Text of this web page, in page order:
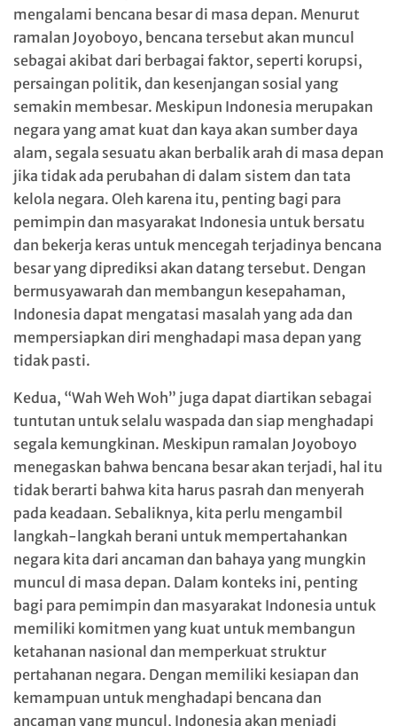
mengalami bencana besar di masa depan. Menurut
ramalan Joyoboyo, bencana tersebut akan muncul
sebagai akibat dari berbagai faktor, seperti korupsi,
persaingan politik, dan kesenjangan sosial yang
semakin membesar. Meskipun Indonesia merupakan
negara yang amat kuat dan kaya akan sumber daya
alam, segala sesuatu akan berbalik arah di masa depan
jika tidak ada perubahan di dalam sistem dan tata
kelola negara. Oleh karena itu, penting bagi para
pemimpin dan masyarakat Indonesia untuk bersatu
dan bekerja keras untuk mencegah terjadinya bencana
besar yang diprediksi akan datang tersebut. Dengan
bermusyawarah dan membangun kesepahaman,
Indonesia dapat mengatasi masalah yang ada dan
mempersiapkan diri menghadapi masa depan yang
tidak pasti.
Kedua, “Wah Weh Woh” juga dapat diartikan sebagai
tuntutan untuk selalu waspada dan siap menghadapi
segala kemungkinan. Meskipun ramalan Joyoboyo
menegaskan bahwa bencana besar akan terjadi, hal itu
tidak berarti bahwa kita harus pasrah dan menyerah
pada keadaan. Sebaliknya, kita perlu mengambil
langkah-langkah berani untuk mempertahankan
negara kita dari ancaman dan bahaya yang mungkin
muncul di masa depan. Dalam konteks ini, penting
bagi para pemimpin dan masyarakat Indonesia untuk
memiliki komitmen yang kuat untuk membangun
ketahanan nasional dan memperkuat struktur
pertahanan negara. Dengan memiliki kesiapan dan
kemampuan untuk menghadapi bencana dan
ancaman yang muncul, Indonesia akan menjadi